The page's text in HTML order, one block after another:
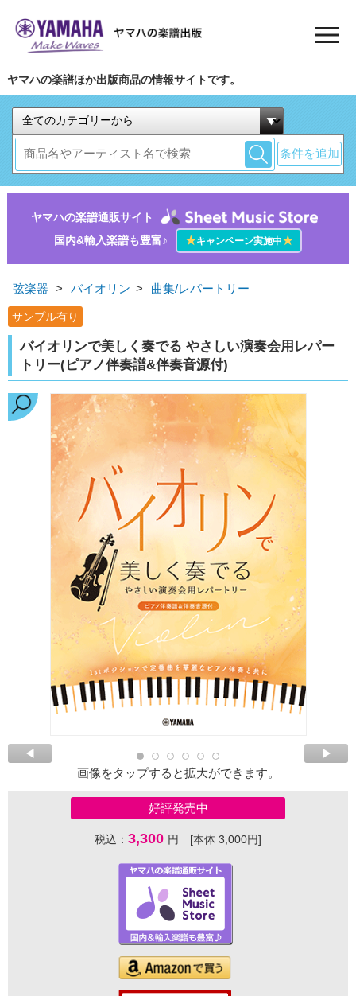
ヤマハの楽譜ほか出版商品の情報サイトです。
条件を追加
ヤマハの楽譜通販サイト
国内&輸入楽譜も豊富♪
★キャンペーン実施中★
弦楽器 > バイオリン > 曲集/レパートリー
サンプル有り
バイオリンで美しく奏でる やさしい演奏会用レパー
トリー(ピアノ伴奏譜&伴奏音源付)
画像をタップすると拡大ができます。
好評発売中
税込： 3,300 円 [本体 3,000円]